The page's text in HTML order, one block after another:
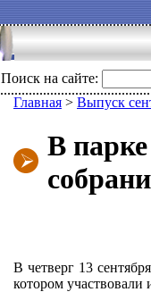
Поиск на сайте:
Главная > Выпуск
В
В четверг 13
котором